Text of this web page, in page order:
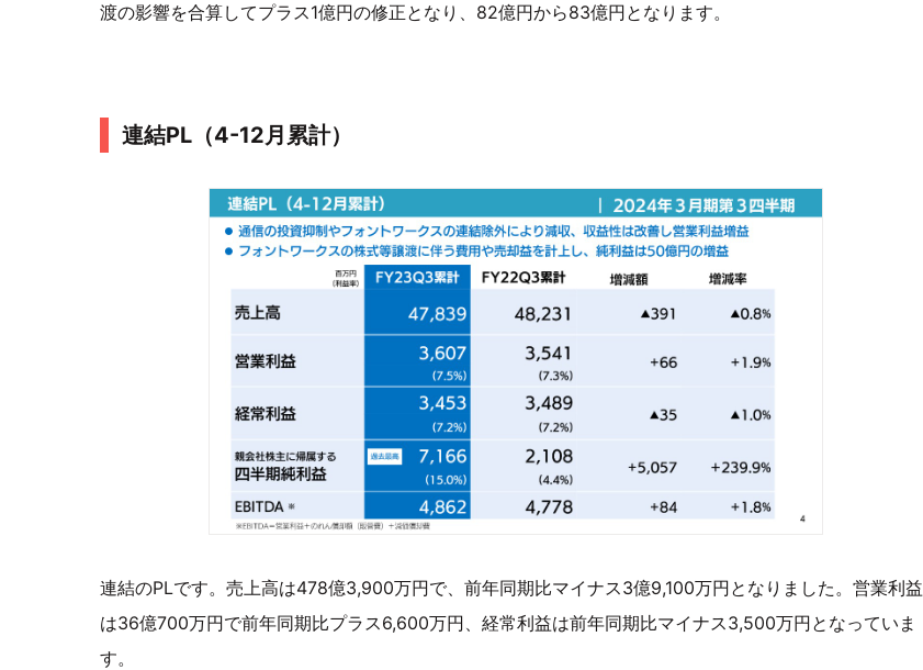
渡の影響を合算してプラス1億円の修正となり、82億円から83億円となります。
連結PL（4-12月累計）
連結のPLです。売上高は478億3,900万円で、前年同期比マイナス3億9,100万円となりました。営業利益
は36億700万円で前年同期比プラス6,600万円、経常利益は前年同期比マイナス3,500万円となっていま
す。